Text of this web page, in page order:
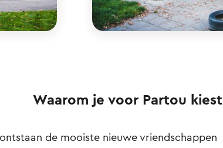
Waarom je voor Partou kiest
de mooiste nieuwe vriendschappen